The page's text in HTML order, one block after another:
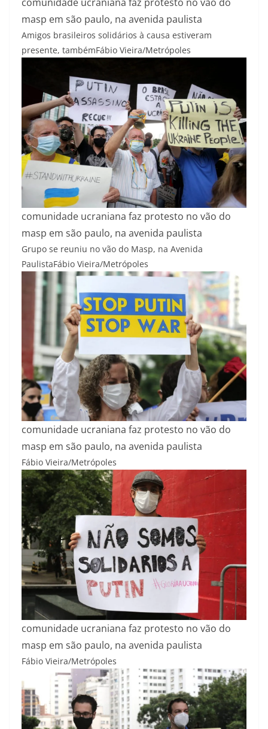
masp em são paulo, na avenida paulista
Amigos brasileiros solidários à causa estiveram
presente, tambémFábio Vieira/Metrópoles
comunidade ucraniana faz protesto no vão do
masp em são paulo, na avenida paulista
Grupo se reuniu no vão do Masp, na Avenida
PaulistaFábio Vieira/Metrópoles
comunidade ucraniana faz protesto no vão do
masp em são paulo, na avenida paulista
Fábio Vieira/Metrópoles
comunidade ucraniana faz protesto no vão do
masp em são paulo, na avenida paulista
Fábio Vieira/Metrópoles